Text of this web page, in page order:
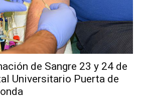
de Sangre 23 y 24 de
Universitario Puerta de